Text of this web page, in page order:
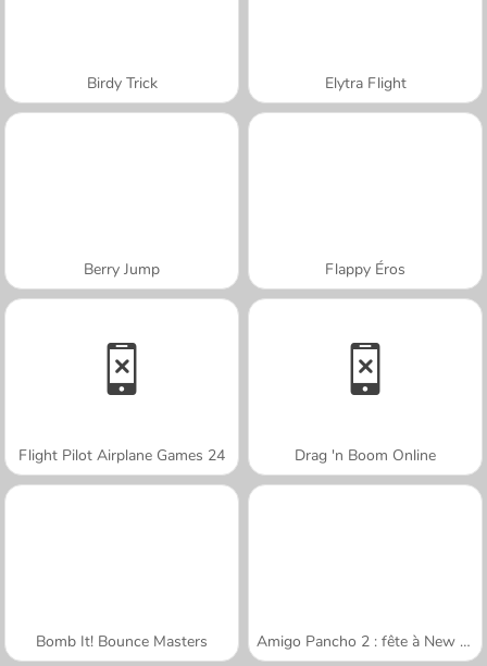
Birdy Trick Elytra Flight
Berry Jump Flappy Éros
Flight Pilot Airplane Games 24 Drag 'n Boom Online
Bomb It! Bounce Masters Amigo Pancho 2 : fête à New York